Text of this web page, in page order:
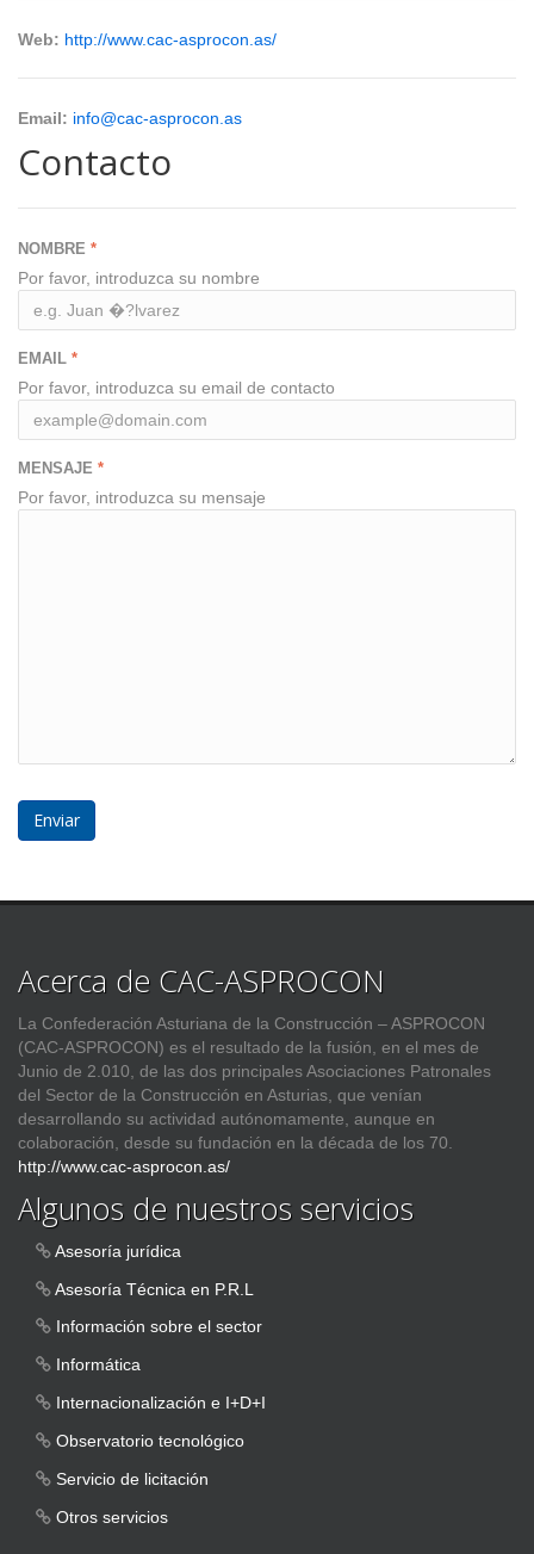
Web: http://www.cac-asprocon.as/
Email: info@cac-asprocon.as
Contacto
NOMBRE
Por favor, introduzca su nombre
EMAIL
Por favor, introduzca su email de contacto
MENSAJE
Por favor, introduzca su mensaje
Acerca de CAC-ASPROCON
La Confederación Asturiana de la Construcción – ASPROCON
(CAC-ASPROCON) es el resultado de la fusión, en el mes de
Junio de 2.010, de las dos principales Asociaciones Patronales
del Sector de la Construcción en Asturias, que venían
desarrollando su actividad autónomamente, aunque en
colaboración, desde su fundación en la década de los 70.
http://www.cac-asprocon.as/
Algunos de nuestros servicios
Asesoría jurídica
Asesoría Técnica en P.R.L
Información sobre el sector
Informática
Internacionalización e I+D+I
Observatorio tecnológico
Servicio de licitación
Otros servicios